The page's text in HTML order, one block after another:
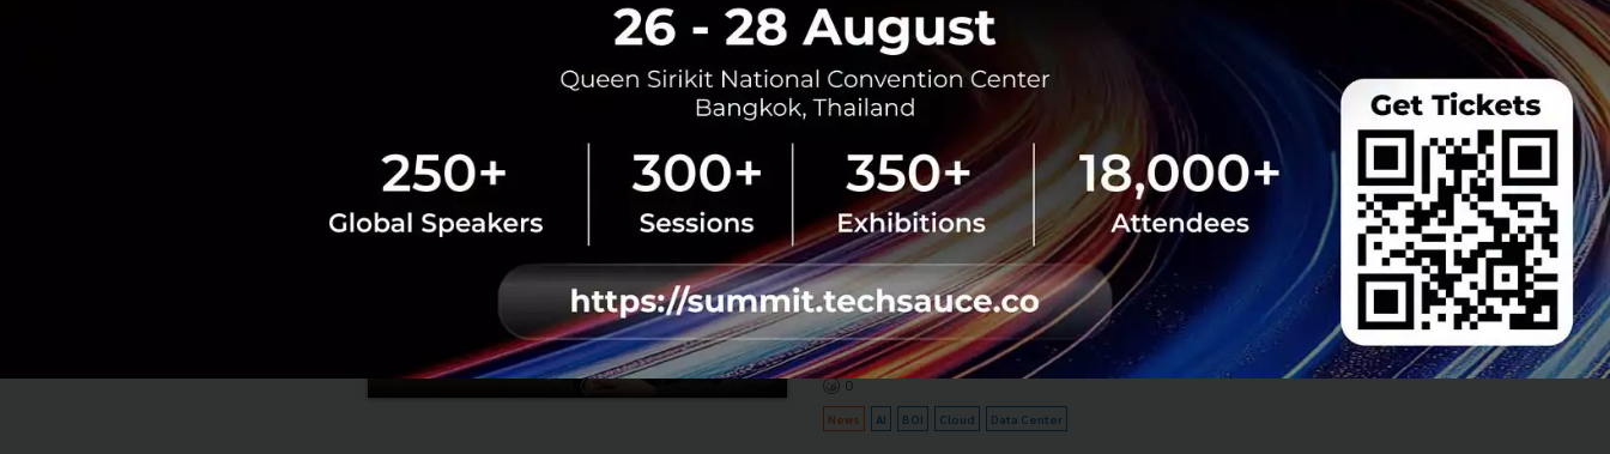
0
BOI รื้อเกณฑ์ Data Center ชู 4 มิติดันไทยสู่ฮับ AI
ยั่งยืน คุมเข้มใช้พลังงาน ทรัพยากรน้ำ พร้อมตอบโจทย์
ชาติ และการจ้างงานไทย
บีโอไอขานรับระเบียบใหม่คุมดาต้าเซ็นเตอร์ตามมติ ครม.
เดินหน้ายกเครื่องเกณฑ์คัดกรองโครงการด้วย 4 มิติ พร้อม
เปิดข้อมูล 42 โครงการ ลงทุนรวม 7.5 แสนล้านบาท
ครอบคลุมประโยชน์ต่อประเทศ พลั...
สิงหาคม 6, 2026| ByTechsauce Team
0
News AI BOI Cloud Data Center